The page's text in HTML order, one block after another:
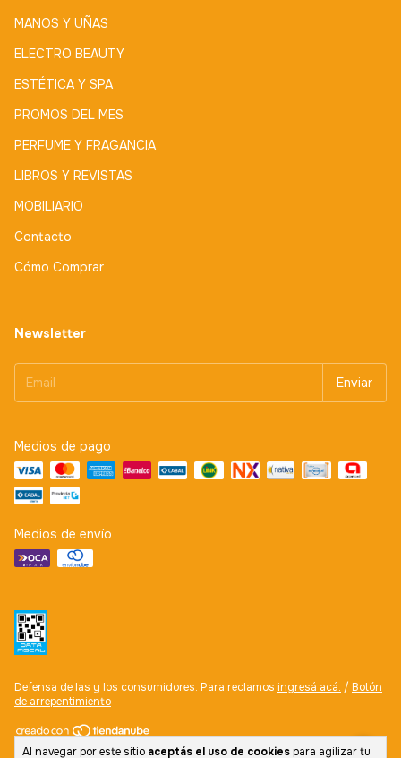
Al navegar por este sitio aceptás el uso de cookies para agilizar tu
MANOS Y UÑAS
ELECTRO BEAUTY
ESTÉTICA Y SPA
PROMOS DEL MES
PERFUME Y FRAGANCIA
LIBROS Y REVISTAS
MOBILIARIO
Contacto
Cómo Comprar
Newsletter
Medios de pago
Medios de envío
Defensa de las y los consumidores. Para reclamos ingresá acá. / Botón
de arrepentimiento
Copyright Club Capelli - 2026. Todos los derechos reservados.